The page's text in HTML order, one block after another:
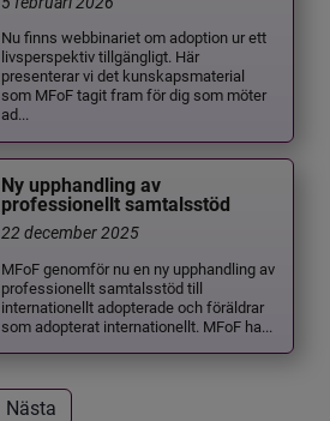
Nu finns webbinariet om adoption ur ett
livsperspektiv tillgängligt. Här
presenterar vi det kunskapsmaterial
som MFoF tagit fram för dig som möter
ad...
Ny upphandling av
professionellt samtalsstöd
22 december 2025
MFoF genomför nu en ny upphandling av
professionellt samtalsstöd till
internationellt adopterade och föräldrar
som adopterat internationellt. MFoF ha...
Nästa